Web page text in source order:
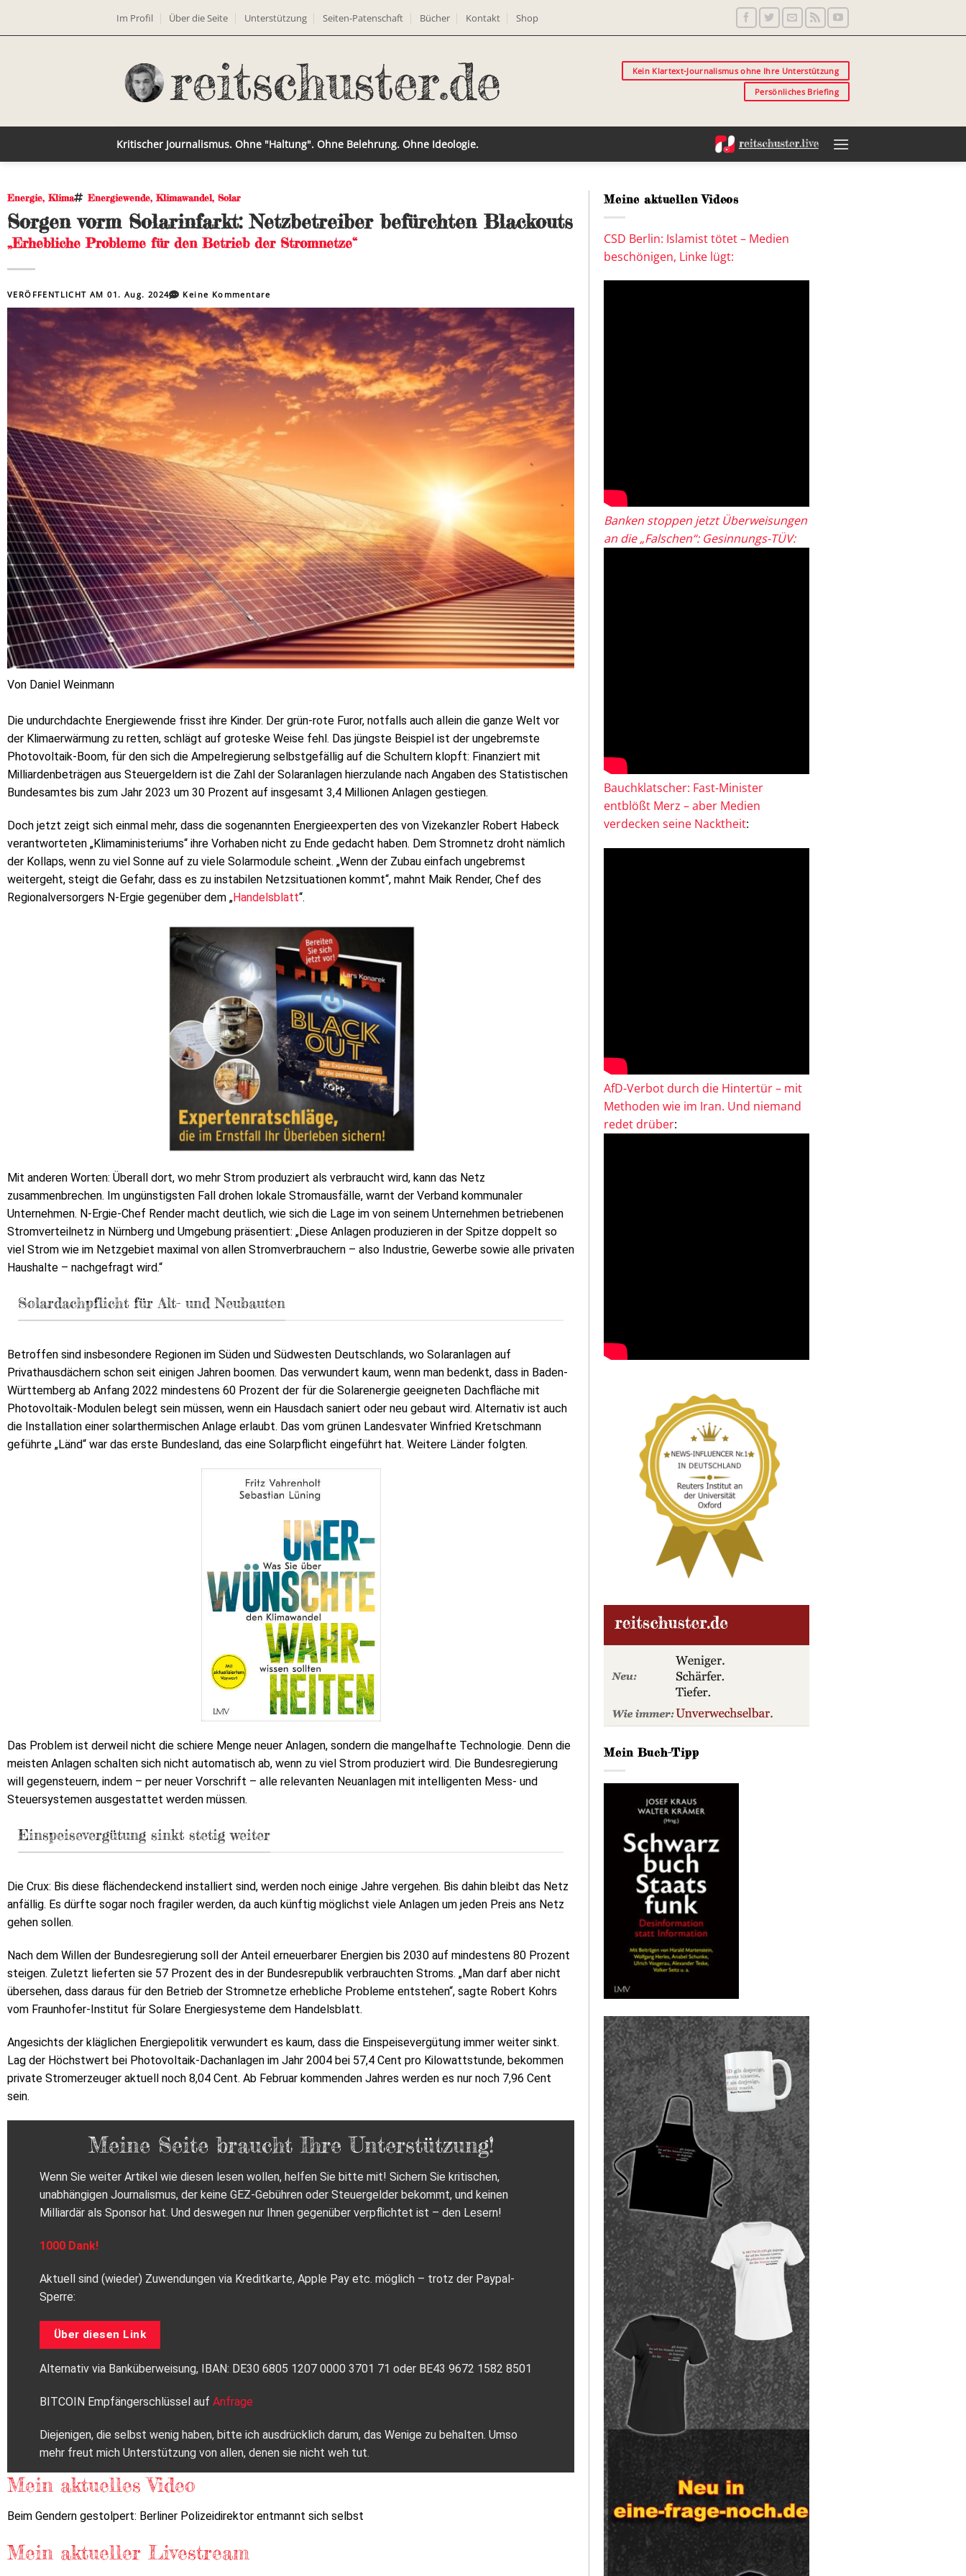
Im Profil Über die Seite Unterstützung Seiten-Patenschaft Bücher Kontakt Shop
Kein Klartext-Journalismus ohne Ihre Unterstützung
Persönliches Briefing
Kritischer Journalismus. Ohne "Haltung". Ohne Belehrung. Ohne Ideologie.
Energie, Klima Energiewende, Klimawandel, Solar
Sorgen vorm Solarinfarkt: Netzbetreiber befürchten Blackouts
„Erhebliche Probleme für den Betrieb der Stromnetze“
VERÖFFENTLICHT AM01. Aug. 2024 Keine Kommentare
Von Daniel Weinmann
Die undurchdachte Energiewende frisst ihre Kinder. Der grün-rote Furor, notfalls auch allein die ganze Welt vor
der Klimaerwärmung zu retten, schlägt auf groteske Weise fehl. Das jüngste Beispiel ist der ungebremste
Photovoltaik-Boom, für den sich die Ampelregierung selbstgefällig auf die Schultern klopft: Finanziert mit
Milliardenbeträgen aus Steuergeldern ist die Zahl der Solaranlagen hierzulande nach Angaben des Statistischen
Bundesamtes bis zum Jahr 2023 um 30 Prozent auf insgesamt 3,4 Millionen Anlagen gestiegen.
Doch jetzt zeigt sich einmal mehr, dass die sogenannten Energieexperten des von Vizekanzler Robert Habeck
verantworteten „Klimaministeriums“ ihre Vorhaben nicht zu Ende gedacht haben. Dem Stromnetz droht nämlich
der Kollaps, wenn zu viel Sonne auf zu viele Solarmodule scheint. „Wenn der Zubau einfach ungebremst
weitergeht, steigt die Gefahr, dass es zu instabilen Netzsituationen kommt“, mahnt Maik Render, Chef des
Regionalversorgers N-Ergie gegenüber dem „Handelsblatt“.
Mit anderen Worten: Überall dort, wo mehr Strom produziert als verbraucht wird, kann das Netz
zusammenbrechen. Im ungünstigsten Fall drohen lokale Stromausfälle, warnt der Verband kommunaler
Unternehmen. N-Ergie-Chef Render macht deutlich, wie sich die Lage im von seinem Unternehmen betriebenen
Stromverteilnetz in Nürnberg und Umgebung präsentiert: „Diese Anlagen produzieren in der Spitze doppelt so
viel Strom wie im Netzgebiet maximal von allen Stromverbrauchern – also Industrie, Gewerbe sowie alle privaten
Haushalte – nachgefragt wird.“
Solardachpflicht für Alt- und Neubauten
Betroffen sind insbesondere Regionen im Süden und Südwesten Deutschlands, wo Solaranlagen auf
Privathausdächern schon seit einigen Jahren boomen. Das verwundert kaum, wenn man bedenkt, dass in Baden-
Württemberg ab Anfang 2022 mindestens 60 Prozent der für die Solarenergie geeigneten Dachfläche mit
Photovoltaik-Modulen belegt sein müssen, wenn ein Hausdach saniert oder neu gebaut wird. Alternativ ist auch
die Installation einer solarthermischen Anlage erlaubt. Das vom grünen Landesvater Winfried Kretschmann
geführte „Länd“ war das erste Bundesland, das eine Solarpflicht eingeführt hat. Weitere Länder folgten.
Das Problem ist derweil nicht die schiere Menge neuer Anlagen, sondern die mangelhafte Technologie. Denn die
meisten Anlagen schalten sich nicht automatisch ab, wenn zu viel Strom produziert wird. Die Bundesregierung
will gegensteuern, indem – per neuer Vorschrift – alle relevanten Neuanlagen mit intelligenten Mess- und
Steuersystemen ausgestattet werden müssen.
Einspeisevergütung sinkt stetig weiter
Die Crux: Bis diese flächendeckend installiert sind, werden noch einige Jahre vergehen. Bis dahin bleibt das Netz
anfällig. Es dürfte sogar noch fragiler werden, da auch künftig möglichst viele Anlagen um jeden Preis ans Netz
gehen sollen.
Nach dem Willen der Bundesregierung soll der Anteil erneuerbarer Energien bis 2030 auf mindestens 80 Prozent
steigen. Zuletzt lieferten sie 57 Prozent des in der Bundesrepublik verbrauchten Stroms. „Man darf aber nicht
übersehen, dass daraus für den Betrieb der Stromnetze erhebliche Probleme entstehen“, sagte Robert Kohrs
vom Fraunhofer-Institut für Solare Energiesysteme dem Handelsblatt.
Angesichts der kläglichen Energiepolitik verwundert es kaum, dass die Einspeisevergütung immer weiter sinkt.
Lag der Höchstwert bei Photovoltaik-Dachanlagen im Jahr 2004 bei 57,4 Cent pro Kilowattstunde, bekommen
private Stromerzeuger aktuell noch 8,04 Cent. Ab Februar kommenden Jahres werden es nur noch 7,96 Cent
sein.
Meine Seite braucht Ihre Unterstützung!
Wenn Sie weiter Artikel wie diesen lesen wollen, helfen Sie bitte mit! Sichern Sie kritischen,
unabhängigen Journalismus, der keine GEZ-Gebühren oder Steuergelder bekommt, und keinen
Milliardär als Sponsor hat. Und deswegen nur Ihnen gegenüber verpflichtet ist – den Lesern!
1000 Dank!
Aktuell sind (wieder) Zuwendungen via Kreditkarte, Apple Pay etc. möglich – trotz der Paypal-
Sperre:
Über diesen Link
Alternativ via Banküberweisung, IBAN: DE30 6805 1207 0000 3701 71 oder BE43 9672 1582 8501
BITCOIN Empfängerschlüssel auf Anfrage
Diejenigen, die selbst wenig haben, bitte ich ausdrücklich darum, das Wenige zu behalten. Umso
mehr freut mich Unterstützung von allen, denen sie nicht weh tut.
Mein aktuelles Video
Beim Gendern gestolpert: Berliner Polizeidirektor entmannt sich selbst
Mein aktueller Livestream
Meine aktuellen Videos
CSD Berlin: Islamist tötet – Medien
beschönigen, Linke lügt:
Banken stoppen jetzt Überweisungen
an die „Falschen“: Gesinnungs-TÜV:
Bauchklatscher: Fast-Minister
entblößt Merz – aber Medien
verdecken seine Nacktheit:
AfD-Verbot durch die Hintertür – mit
Methoden wie im Iran. Und niemand
redet drüber:
Mein Buch-Tipp